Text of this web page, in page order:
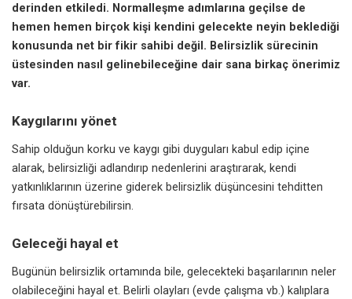
derinden etkiledi. Normalleşme adımlarına geçilse de
hemen hemen birçok kişi kendini gelecekte neyin beklediği
konusunda net bir fikir sahibi değil. Belirsizlik sürecinin
üstesinden nasıl gelinebileceğine dair sana birkaç önerimiz
var.
Kaygılarını yönet
Sahip olduğun korku ve kaygı gibi duyguları kabul edip içine
alarak, belirsizliği adlandırıp nedenlerini araştırarak, kendi
yatkınlıklarının üzerine giderek belirsizlik düşüncesini tehditten
fırsata dönüştürebilirsin.
Geleceği hayal et
Bugünün belirsizlik ortamında bile, gelecekteki başarılarının neler
olabileceğini hayal et. Belirli olayları (evde çalışma vb.) kalıplara